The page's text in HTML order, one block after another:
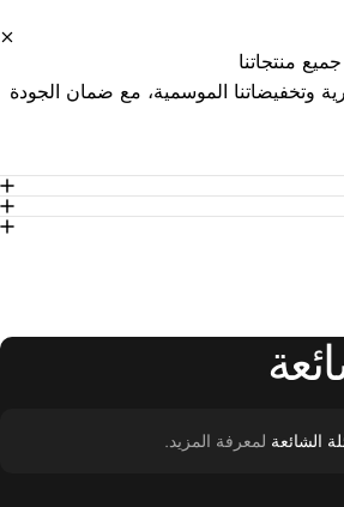
منتجاتنا
الموسمية، مع ضمان الجودة
الشائعةلمعرفة المزيد.